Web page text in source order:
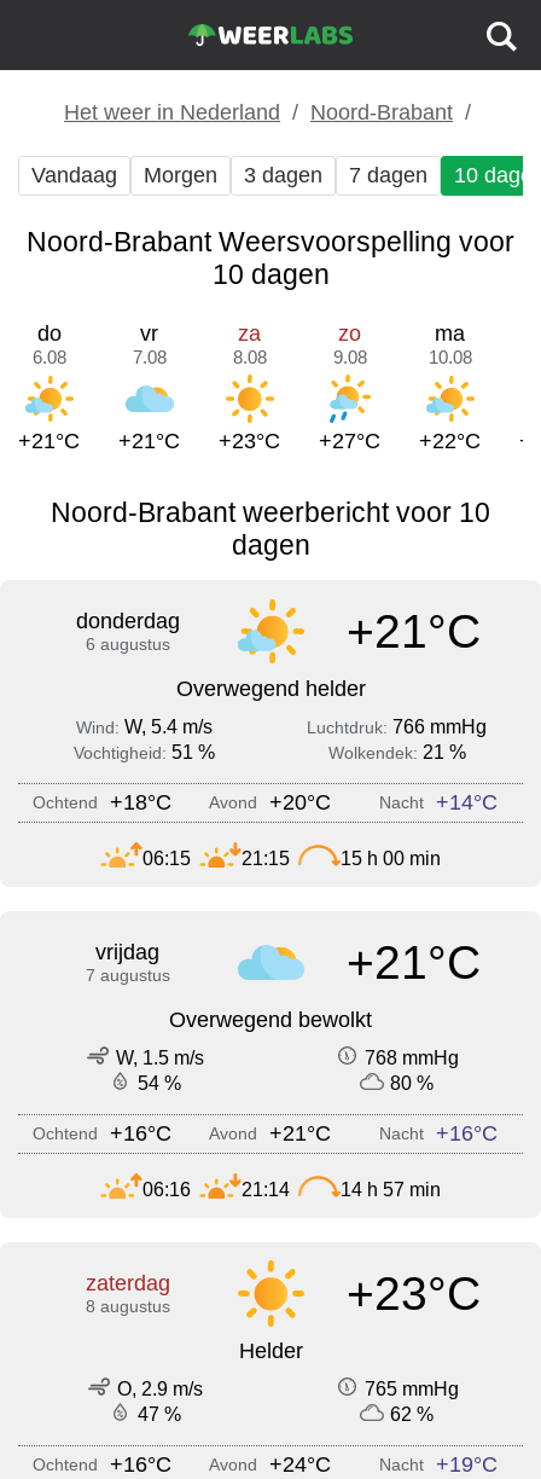
Het weer in Nederland Noord-Brabant
Vandaag Morgen 3 dagen 7 dagen 10
Noord-Brabant Weersvoorspelling voor
10 dagen
do
6.08
+21°C
vr
7.08
+21°C
za
8.08
+23°C
zo
9.08
+27°C
ma
10.08
+22°C
Noord-Brabant weerbericht voor 10
dagen
donderdag
6 augustus +21°C
Overwegend helder
Wind: W, 5.4 m/s Luchtdruk: 766 mmHg
Vochtigheid: 51 % Wolkendek: 21 %
Ochtend +18°C Avond +20°C Nacht +14°C
06:15 21:15 15 h 00 min
vrijdag
7 augustus +21°C
Overwegend bewolkt
W, 1.5 m/s
768 mmHg
54 %
80 %
Ochtend +16°C Avond +21°C Nacht +16°C
06:16 21:14 14 h 57 min
zaterdag
8 augustus +23°C
Helder
O, 2.9 m/s
765 mmHg
47 %
62 %
Ochtend +16°C Avond +24°C Nacht +19°C